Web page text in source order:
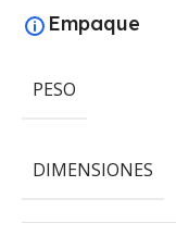
Empaque
PESO
DIMENSIONES